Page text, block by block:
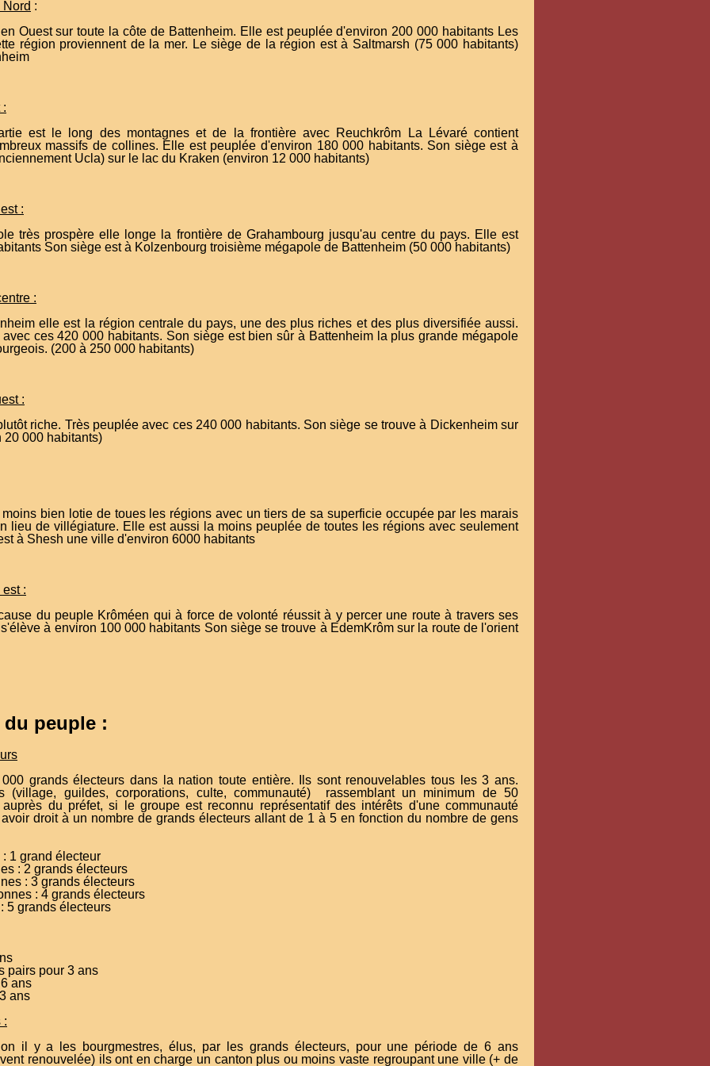
:
Ouest sur toute la côte de Battenheim. Elle est peuplée d'environ 200 000 habitants Les
région proviennent de la mer. Le siège de la région est à Saltmarsh (75 000 habitants)
:
est le long des montagnes et de la frontière avec Reuchkrôm La Lévaré contient
massifs de collines. Elle est peuplée d'environ 180 000 habitants. Son siège est à
Ucla) sur le lac du Kraken (environ 12 000 habitants)
:
très prospère elle longe la frontière de Grahambourg jusqu'au centre du pays. Elle est
Son siège est à Kolzenbourg troisième mégapole de Battenheim (50 000 habitants)
:
elle est la région centrale du pays, une des plus riches et des plus diversifiée aussi.
ces 420 000 habitants. Son siège est bien sûr à Battenheim la plus grande mégapole
(200 à 250 000 habitants)
:
riche. Très peuplée avec ces 240 000 habitants. Son siège se trouve à Dickenheim sur
20 000 habitants)
bien lotie de toues les régions avec un tiers de sa superficie occupée par les marais
lieu de villégiature. Elle est aussi la moins peuplée de toutes les régions avec seulement
à Shesh une ville d'environ 6000 habitants
:
du peuple Krôméen qui à force de volonté réussit à y percer une route à travers ses
à environ 100 000 habitants Son siège se trouve à EdemKrôm sur la route de l'orient
peuple :
grands électeurs dans la nation toute entière. Ils sont renouvelables tous les 3 ans.
(village, guildes, corporations, culte, communauté) rassemblant un minimum de 50
du préfet, si le groupe est reconnu représentatif des intérêts d'une communauté
droit à un nombre de grands électeurs allant de 1 à 5 en fonction du nombre de gens
1 grand électeur
: 2 grands électeurs
: 3 grands électeurs
: 4 grands électeurs
5 grands électeurs
pairs pour 3 ans
ans
ans
:
il y a les bourgmestres, élus, par les grands électeurs, pour une période de 6 ans
renouvelée) ils ont en charge un canton plus ou moins vaste regroupant une ville (+ de